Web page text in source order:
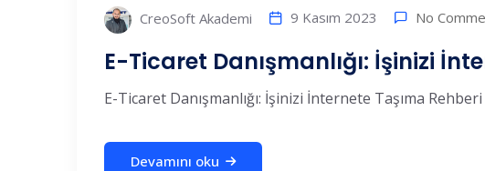
CreoSoft Akademi 9 Kasım 2023 No
E-Ticaret Danışmanlığı: İşinizi
E-Ticaret Danışmanlığı: İşinizi İnternete Taşıma
Devamını oku